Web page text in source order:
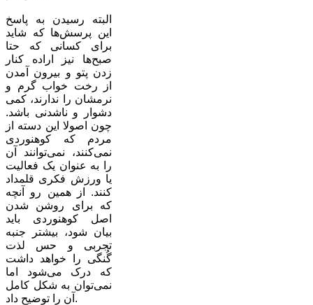
البته رسیدن به پاسخ
این پرسش‌ها که شاید
برای کسانی که حتا
صبح‌ها نیز اراده کنار
زدن پتو و بیرون آمدن
از رخت خواب گرم و
نرمشان را ندارند، کمی
دشوار و ناشدنی باشد.
چون اصولا این دسته از
مردم که کوهنوردی
نمی‌کنند، نمی‌توانند آن
را به عنوان یک فعالیت
یا ورزش فکری قلمداد
کنند. از همین رو آنچه
که برای روشن شدن
اصل کوهنوردی باید
بیان شود، بیشتر جنبه
تجربی و حس لذت
گُنگی را خواهد داشت
که درک می‌شود اما
نمی‌توان به شکل کامل
آن را توضیح داد.